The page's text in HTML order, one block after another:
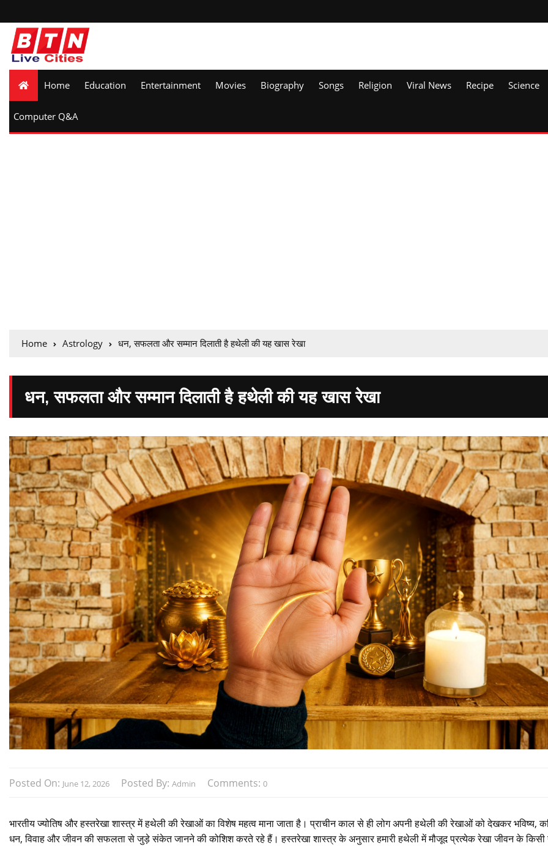
Home Education Entertainment Movies Biography Songs Religion Viral News Recipe Science
Computer Q&A
Home Astrology धन, सफलता और सम्मान दिलाती है हथेली की यह खास रेखा
धन, सफलता और सम्मान दिलाती है हथेली की यह खास रेखा
Posted On: June 12, 2026 Posted By: Admin Comments: 0
भारतीय ज्योतिष और हस्तरेखा शास्त्र में हथेली की रेखाओं का विशेष महत्व माना जाता है। प्राचीन काल से ही लोग अपनी हथेली की रेखाओं को देखकर भविष्य,
धन, विवाह और जीवन की सफलता से जुड़े संकेत जानने की कोशिश करते रहे हैं। हस्तरेखा शास्त्र के अनुसार हमारी हथेली में मौजूद प्रत्येक रेखा जीवन के किसी